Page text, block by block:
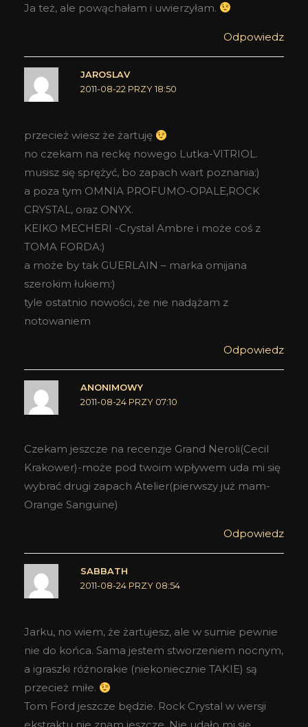
Ja też, ale powąchałam i uwierzyłam.
Odpowiedz
JAROSLAV
2011-08-22 PRZY 18:50
przecież wiesz że żartuję
no czekam na reckę nowego Lutka-VITRIOL.
musisz się sprężyć, bo zapach wart poznania:)
a poza tym OMNIA PROFUMO-OPALE,ROCK
CRYSTAL, oraz ONYX.
KEIKO MECHERI -Crystal Ambre i może coś z
TOMA FORDA:)
a może by tak GUERLAIN – marka omijana
szerokim łukiem:)
tyle ostatnio nowości, że nie nadążam z
notowaniem
Odpowiedz
ANONIMOWY
2011-08-24 PRZY 07:10
Czekam jeszcze na recenzje Grand Neroli(Cecil
Krakower)-może pod twoim wpływem uda mi się
wybrać drugi zapach Atelier(pierwszy już mam-
Orange Sanguine)
Odpowiedz
SABBATH
2011-08-24 PRZY 08:54
Jarku, no wiem, że żartujesz, ale w sumie pewnie
nie do końca. Sama jestem stworzeniem nocnym,
a igraszki różnorakie (niekoniecznie TAKIE) są
przecież miłe.
Tom Ford jeszcze będzie. Rock Crystal w wersji